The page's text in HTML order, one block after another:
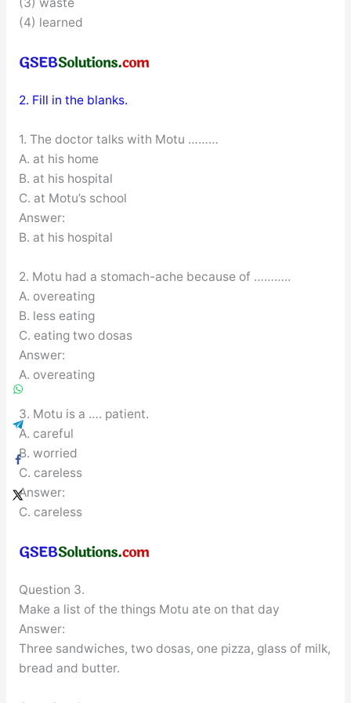
(4) learned
2. Fill in the blanks.
1. The doctor talks with Motu ………
A. at his home
B. at his hospital
C. at Motu’s school
Answer:
B. at his hospital
2. Motu had a stomach-ache because of ………..
A. overeating
B. less eating
C. eating two dosas
Answer:
A. overeating
3. Motu is a …. patient.
A. careful
B. worried
C. careless
Answer:
C. careless
Question 3.
Make a list of the things Motu ate on that day
Answer:
Three sandwiches, two dosas, one pizza, glass of milk,
bread and butter.